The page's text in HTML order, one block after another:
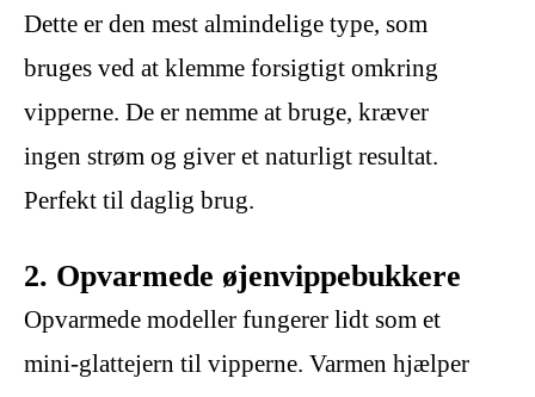
Dette er den mest almindelige type, som
bruges ved at klemme forsigtigt omkring
vipperne. De er nemme at bruge, kræver
ingen strøm og giver et naturligt resultat.
Perfekt til daglig brug.
2. Opvarmede øjenvippebukkere
Opvarmede modeller fungerer lidt som et
mini-glattejern til vipperne. Varmen hjælper